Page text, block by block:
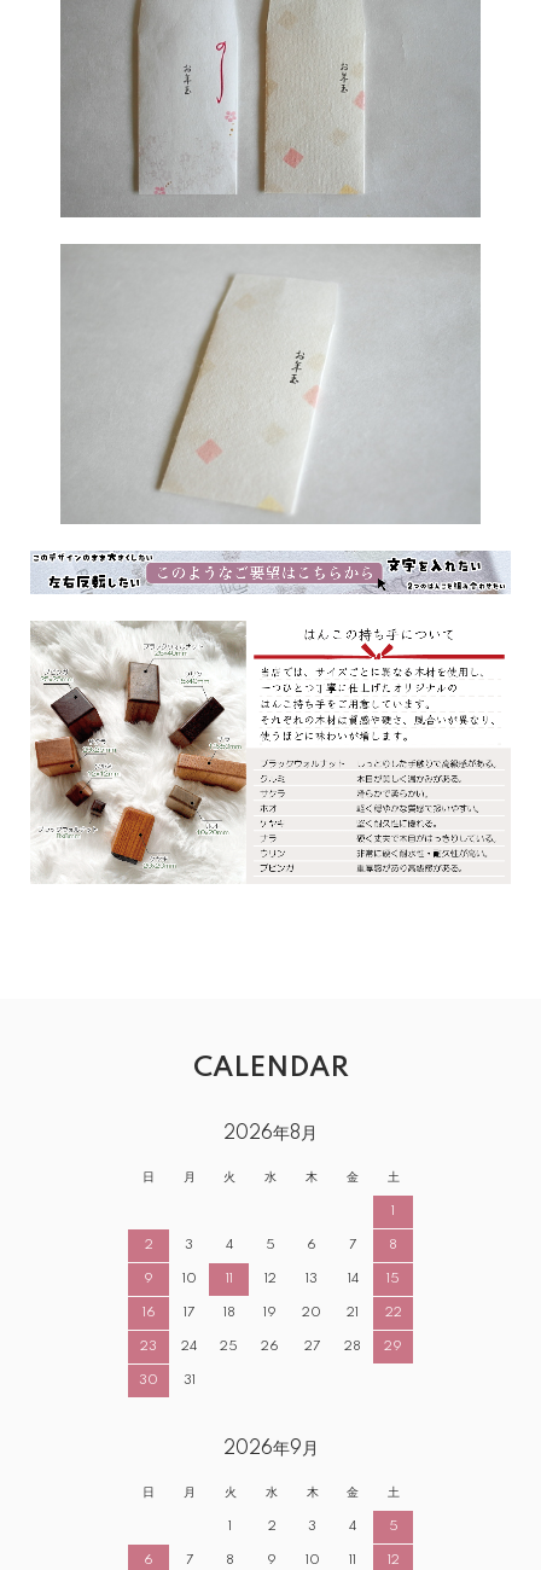
CALENDAR
2026年8月
日 月 火 水 木 金 土
1
2 3 4 5 6 7 8
9 10 11 12 13 14 15
16 17 18 19 20 21 22
23 24 25 26 27 28 29
30 31
2026年9月
日 月 火 水 木 金 土
1 2 3 4 5
6 7 8 9 10 11 12